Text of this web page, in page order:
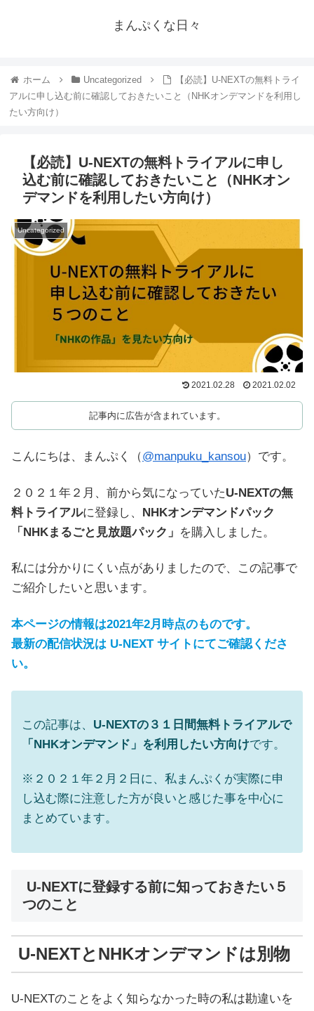
まんぷくな日々
ホーム Uncategorized
【必読】U-NEXTの無料トライ
アルに申し込む前に確認しておきたいこと（NHKオンデマンドを利用し
たい方向け）
【必読】U-NEXTの無料トライアルに申し
込む前に確認しておきたいこと（NHKオン
デマンドを利用したい方向け）
Uncategorized
2021.02.28 2021.02.02
記事内に広告が含まれています。
こんにちは、まんぷく（@manpuku_kansou）です。
２０２１年２月、前から気になっていたU-NEXTの無
料トライアルに登録し、 NHKオンデマンドパック
「NHKまるごと見放題パック」 を購入しました。
私には分かりにくい点がありましたので、この記事で
ご紹介したいと思います。
本ページの情報は2021年2月時点のものです。
最新の配信状況は U-NEXT サイトにてご確認くださ
い。
この記事は、 U-NEXTの３１日間無料トライアルで
「NHKオンデマンド」を利用したい方向けです。
※２０２１年２月２日に、私まんぷくが実際に申
し込む際に注意した方が良いと感じた事を中心に
まとめています。
U-NEXTに登録する前に知っておきたい５
つのこと
U-NEXTとNHKオンデマンドは別物
U-NEXTのことをよく知らなかった時の私は勘違いを